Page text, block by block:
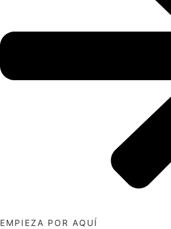
EMPIEZA POR AQUÍ